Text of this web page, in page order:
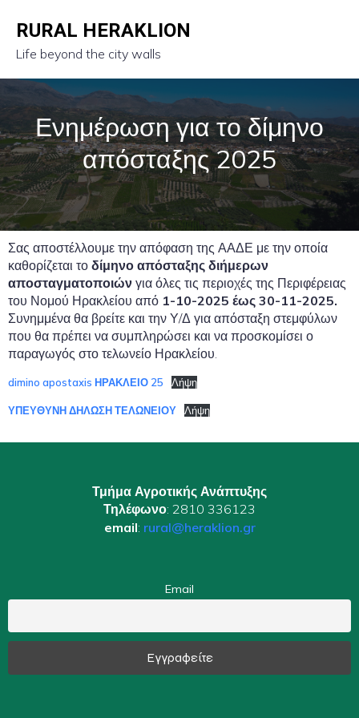
RURAL HERAKLION
Life beyond the city walls
Ενημέρωση για το δίμηνο
απόσταξης 2025
Σας αποστέλλουμε την απόφαση της ΑΑΔΕ με την οποία
καθορίζεται το δίμηνο απόσταξης διήμερων
αποσταγματοποιών για όλες τις περιοχές της Περιφέρειας
του Νομού Ηρακλείου από 1-10-2025 έως 30-11-2025.
Συνημμένα θα βρείτε και την Υ/Δ για απόσταξη στεμφύλων
που θα πρέπει να συμπληρώσει και να προσκομίσει ο
παραγωγός στο τελωνείο Ηρακλείου.
dimino apostaxis ΗΡΑΚΛΕΙΟ 25 Λήψη
ΥΠΕΥΘΥΝΗ ΔΗΛΩΣΗ ΤΕΛΩΝΕΙΟΥ Λήψη
Τμήμα Αγροτικής Ανάπτυξης
Τηλέφωνο: 2810 336123
email: rural@heraklion.gr
Email